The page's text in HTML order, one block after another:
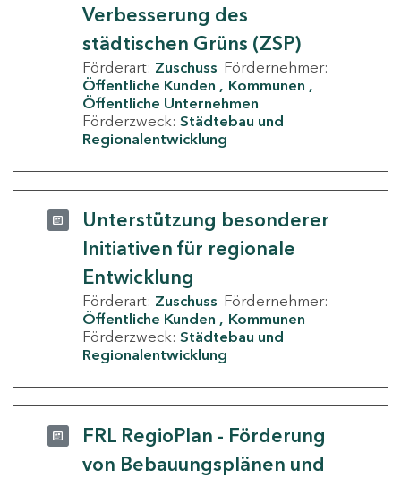
Verbesserung des
städtischen Grüns (ZSP)
Förderart: Zuschuss Fördernehmer:
Öffentliche Kunden
Kommunen
Öffentliche Unternehmen
Förderzweck: Städtebau und
Regionalentwicklung
Unterstützung besonderer
Initiativen für regionale
Entwicklung
Förderart: Zuschuss Fördernehmer:
Öffentliche Kunden
Kommunen
Förderzweck: Städtebau und
Regionalentwicklung
FRL RegioPlan - Förderung
von Bebauungsplänen und